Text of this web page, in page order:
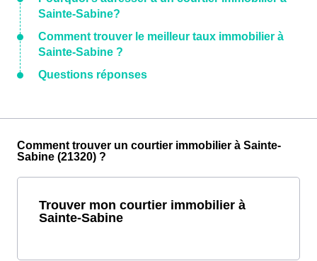
Sainte-Sabine?
Comment trouver le meilleur taux immobilier à
Sainte-Sabine ?
Questions réponses
Comment trouver un courtier immobilier à Sainte-
Sabine (21320) ?
Trouver mon courtier immobilier à
Sainte-Sabine